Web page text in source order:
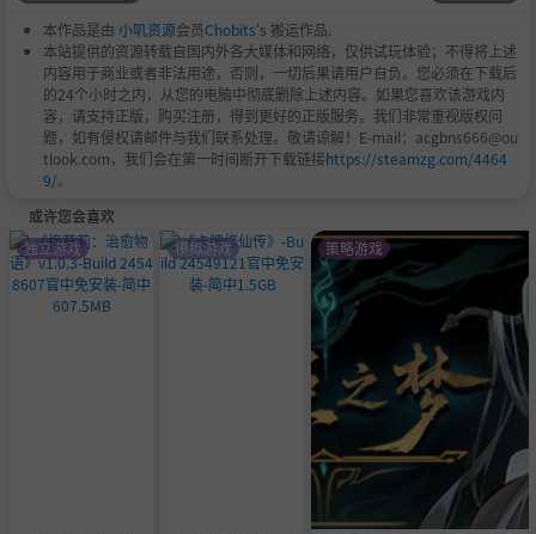
本作品是由 小叽资源会员Chobits's 搬运作品.
本站提供的资源转载自国内外各大媒体和网络，仅供试玩体验；不得将上述
内容用于商业或者非法用途，否则，一切后果请用户自负。您必须在下载后
的24个小时之内，从您的电脑中彻底删除上述内容。如果您喜欢该游戏内
容，请支持正版，购买注册，得到更好的正版服务。我们非常重视版权问
题，如有侵权请邮件与我们联系处理。敬请谅解！E-mail：acgbns666@ou
tlook.com，我们会在第一时间断开下载链接https://steamzg.com/4464
9/。
或许您会喜欢
独立游戏 模拟游戏 策略游戏